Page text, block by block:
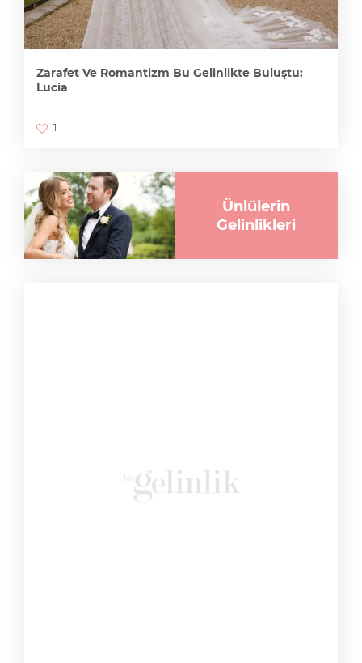
Zarafet Ve Romantizm Bu Gelinlikte Buluştu:
Lucia
1
Ünlülerin
Gelinlikleri